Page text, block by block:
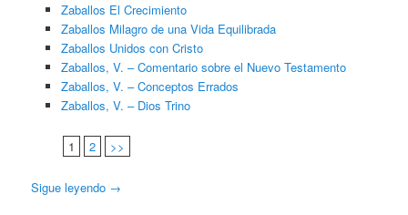
Zaballos El Crecimiento
Zaballos Milagro de una Vida Equilibrada
Zaballos Unidos con Cristo
Zaballos, V. – Comentario sobre el Nuevo Testamento
Zaballos, V. – Conceptos Errados
Zaballos, V. – Dios Trino
1 2 >>
Sigue leyendo →